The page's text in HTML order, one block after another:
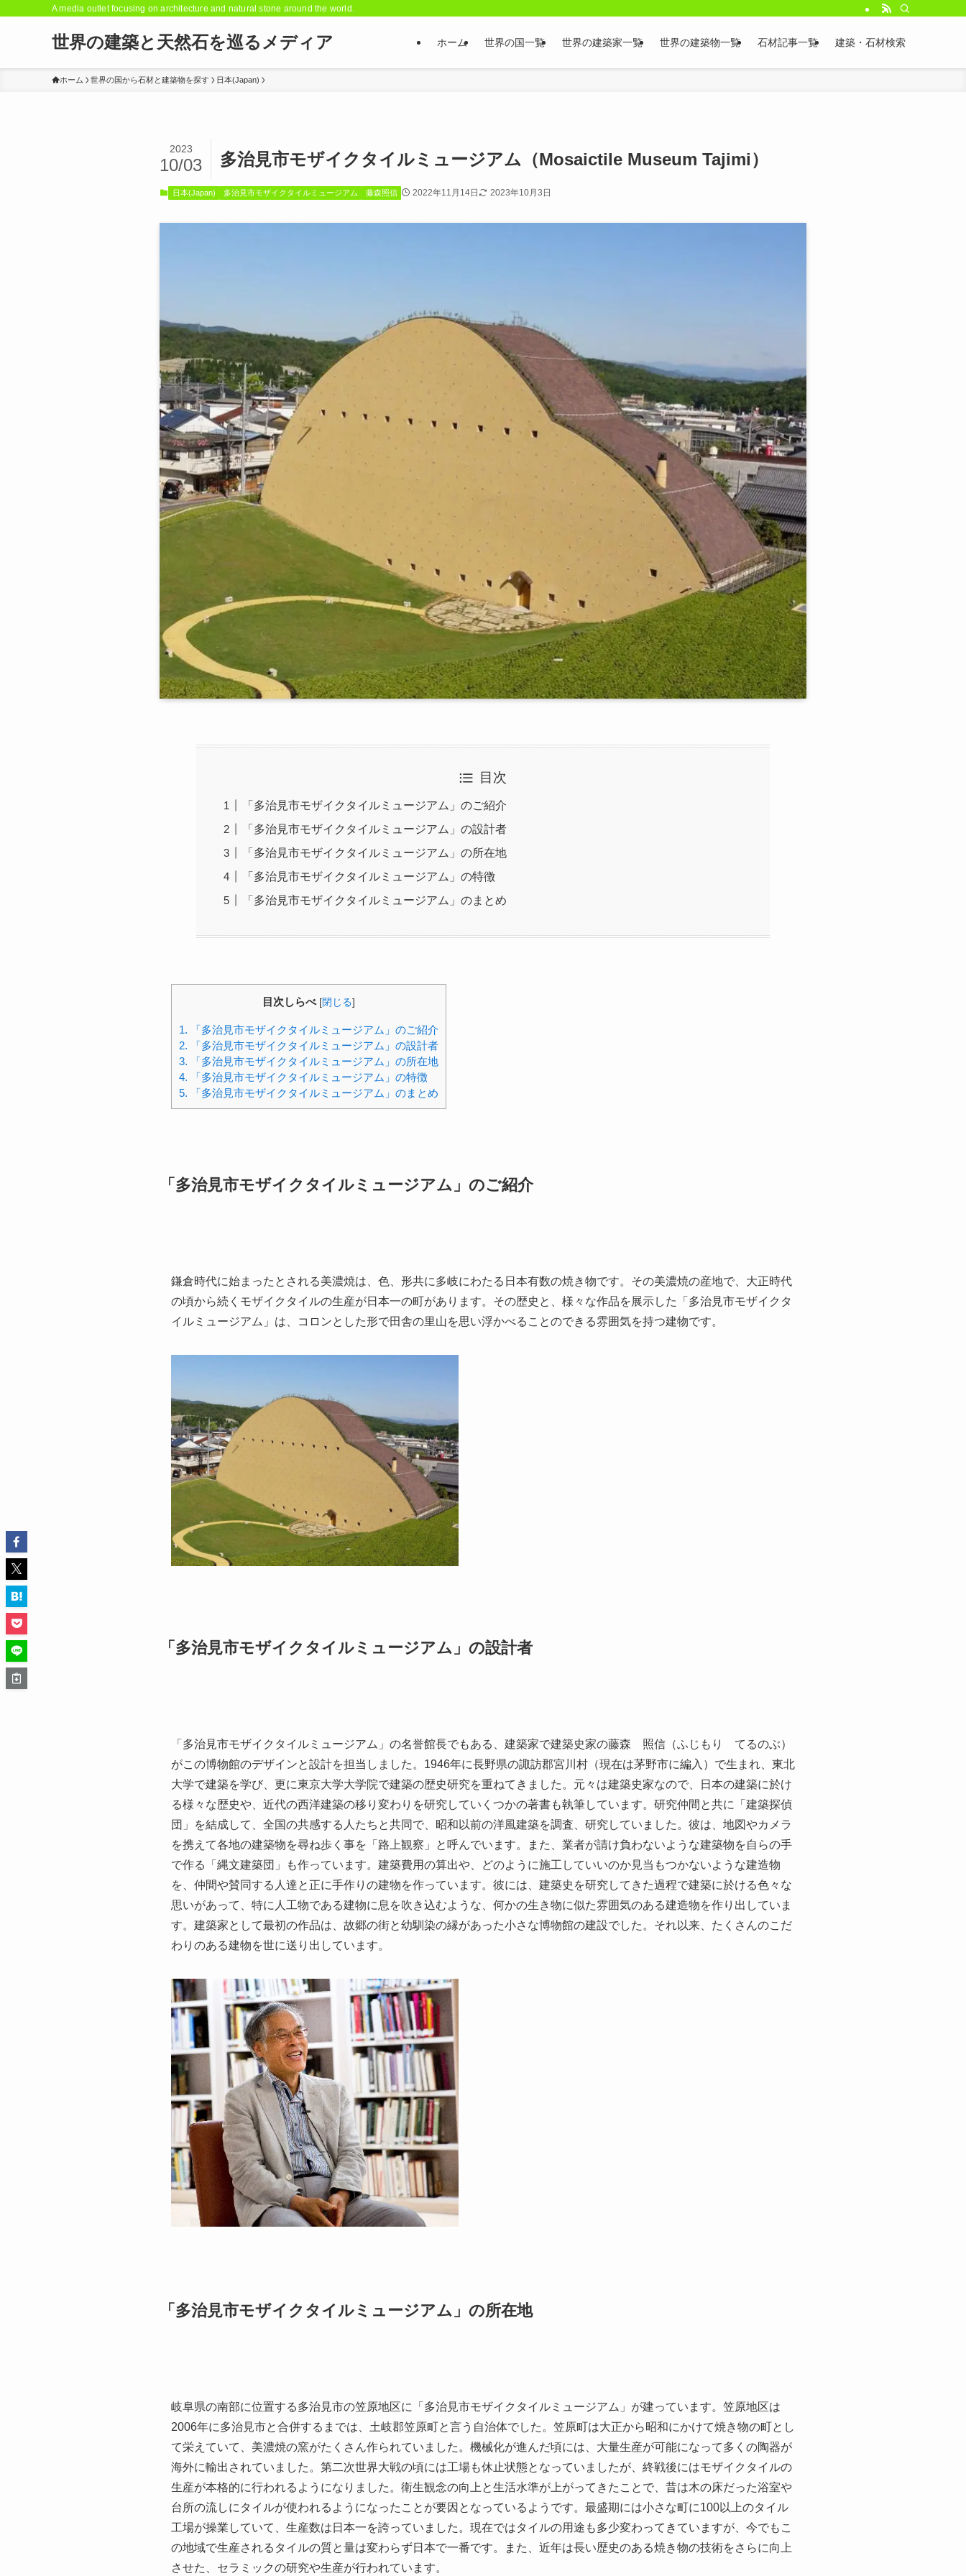
A media outlet focusing on architecture and natural stone around the world.
世界の建築と天然石を巡るメディア ホーム 世界の国一覧 世界の建築家一覧 世界の建築物一覧 石材記事一覧 建築・石材検索
ホーム 世界の国から石材と建築物を探す 日本(Japan)
多治見市モザイクタイルミュージアム（Mosaictile Museum Tajimi）
2023
10/03
日本(Japan) 多治見市モザイクタイルミュージアム 藤森照信 2022年11月14日 2023年10月3日
目次
「多治見市モザイクタイルミュージアム」のご紹介
「多治見市モザイクタイルミュージアム」の設計者
「多治見市モザイクタイルミュージアム」の所在地
「多治見市モザイクタイルミュージアム」の特徴
「多治見市モザイクタイルミュージアム」のまとめ
目次しらべ [閉じる]
1. 「多治見市モザイクタイルミュージアム」のご紹介
2. 「多治見市モザイクタイルミュージアム」の設計者
3. 「多治見市モザイクタイルミュージアム」の所在地
4. 「多治見市モザイクタイルミュージアム」の特徴
5. 「多治見市モザイクタイルミュージアム」のまとめ
「多治見市モザイクタイルミュージアム」のご紹介
鎌倉時代に始まったとされる美濃焼は、色、形共に多岐にわたる日本有数の焼き物です。その美濃焼の産地で、大正時代
の頃から続くモザイクタイルの生産が日本一の町があります。その歴史と、様々な作品を展示した「多治見市モザイクタ
イルミュージアム」は、コロンとした形で田舎の里山を思い浮かべることのできる雰囲気を持つ建物です。
「多治見市モザイクタイルミュージアム」の設計者
「多治見市モザイクタイルミュージアム」の名誉館長でもある、建築家で建築史家の藤森 照信（ふじもり てるのぶ）
がこの博物館のデザインと設計を担当しました。1946年に長野県の諏訪郡宮川村（現在は茅野市に編入）で生まれ、東北
大学で建築を学び、更に東京大学大学院で建築の歴史研究を重ねてきました。元々は建築史家なので、日本の建築に於け
る様々な歴史や、近代の西洋建築の移り変わりを研究していくつかの著書も執筆しています。研究仲間と共に「建築探偵
団」を結成して、全国の共感する人たちと共同で、昭和以前の洋風建築を調査、研究していました。彼は、地図やカメラ
を携えて各地の建築物を尋ね歩く事を「路上観察」と呼んでいます。また、業者が請け負わないような建築物を自らの手
で作る「縄文建築団」も作っています。建築費用の算出や、どのように施工していいのか見当もつかないような建造物
を、仲間や賛同する人達と正に手作りの建物を作っています。彼には、建築史を研究してきた過程で建築に於ける色々な
思いがあって、特に人工物である建物に息を吹き込むような、何かの生き物に似た雰囲気のある建造物を作り出していま
す。建築家として最初の作品は、故郷の街と幼馴染の縁があった小さな博物館の建設でした。それ以来、たくさんのこだ
わりのある建物を世に送り出しています。
「多治見市モザイクタイルミュージアム」の所在地
岐阜県の南部に位置する多治見市の笠原地区に「多治見市モザイクタイルミュージアム」が建っています。笠原地区は
2006年に多治見市と合併するまでは、土岐郡笠原町と言う自治体でした。笠原町は大正から昭和にかけて焼き物の町とし
て栄えていて、美濃焼の窯がたくさん作られていました。機械化が進んだ頃には、大量生産が可能になって多くの陶器が
海外に輸出されていました。第二次世界大戦の頃には工場も休止状態となっていましたが、終戦後にはモザイクタイルの
生産が本格的に行われるようになりました。衛生観念の向上と生活水準が上がってきたことで、昔は木の床だった浴室や
台所の流しにタイルが使われるようになったことが要因となっているようです。最盛期には小さな町に100以上のタイル
工場が操業していて、生産数は日本一を誇っていました。現在ではタイルの用途も多少変わってきていますが、今でもこ
の地域で生産されるタイルの質と量は変わらず日本で一番です。また、近年は長い歴史のある焼き物の技術をさらに向上
させた、セラミックの研究や生産が行われています。